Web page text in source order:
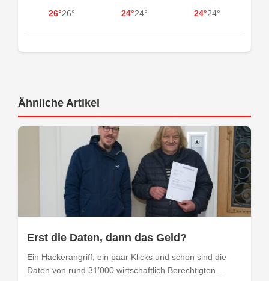
26°26° 24°24° 24°24°
Ähnliche Artikel
Erst die Daten, dann das Geld?
Ein Hackerangriff, ein paar Klicks und schon sind die
Daten von rund 31’000 wirtschaftlich Berechtigten...